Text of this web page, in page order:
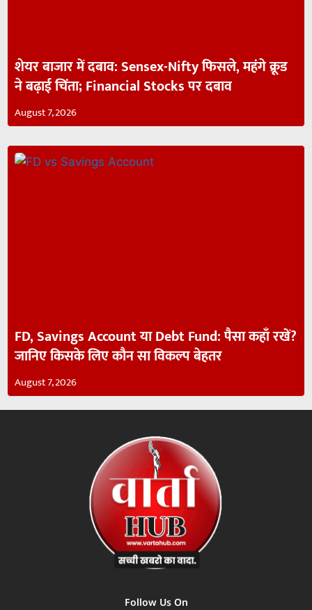
शेयर बाजार में दबाव: Sensex-Nifty फिसले, महंगे क्रूड
ने बढ़ाई चिंता; Financial Stocks पर दबाव
August 7, 2026
FD, Savings Account या Debt Fund: पैसा कहाँ रखें?
जानिए किसके लिए कौन सा विकल्प बेहतर
August 7, 2026
Follow Us On